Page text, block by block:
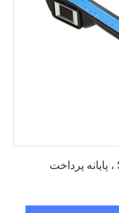
ترمینال قابل حمل S8 Smart POS ، پایانه پرداخت